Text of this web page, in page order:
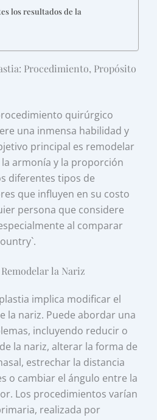
los resultados de la
Procedimiento, Propósito
quirúrgico
una inmensa habilidad y
principal es remodelar
armonía y la proporción
diferentes tipos de
que influyen en su costo
persona que considere
al comparar
la Nariz
implica modificar el
la nariz. Puede abordar una
incluyendo reducir o
la nariz, alterar la forma de
estrechar la distancia
o cambiar el ángulo entre la
Los procedimientos varían
realizada por